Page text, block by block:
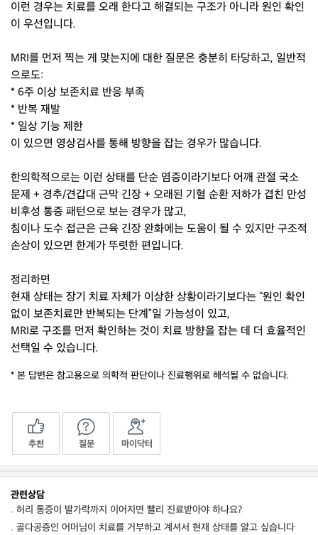
이런 경우는 치료를 오래 한다고 해결되는 구조가 아니라 원인 확인
이 우선입니다.
MRI를 먼저 찍는 게 맞는지에 대한 질문은 충분히 타당하고, 일반적
으로도:
* 6주 이상 보존치료 반응 부족
* 반복 재발
* 일상 기능 제한
이 있으면 영상검사를 통해 방향을 잡는 경우가 많습니다.
한의학적으로는 이런 상태를 단순 염증이라기보다 어깨 관절 국소
문제 + 경추/견갑대 근막 긴장 + 오래된 기혈 순환 저하가 겹친 만성
비후성 통증 패턴으로 보는 경우가 많고,
침이나 도수 접근은 근육 긴장 완화에는 도움이 될 수 있지만 구조적
손상이 있으면 한계가 뚜렷한 편입니다.
정리하면
현재 상태는 장기 치료 자체가 이상한 상황이라기보다는 “원인 확인
없이 보존치료만 반복되는 단계”일 가능성이 있고,
MRI로 구조를 먼저 확인하는 것이 치료 방향을 잡는 데 더 효율적인
선택일 수 있습니다.
* 본 답변은 참고용으로 의학적 판단이나 진료행위로 해석될 수 없습니다.
추천 질문 마이닥터
관련상담
허리 통증이 발가락까지 이어지면 빨리 진료받아야 하나요?
골다공증인 어머님이 치료를 거부하고 계셔서 현재 상태를 알고 싶습니다